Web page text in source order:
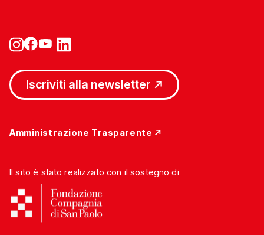
Iscriviti alla newsletter
Amministrazione Trasparente
Il sito è stato realizzato con il sostegno di